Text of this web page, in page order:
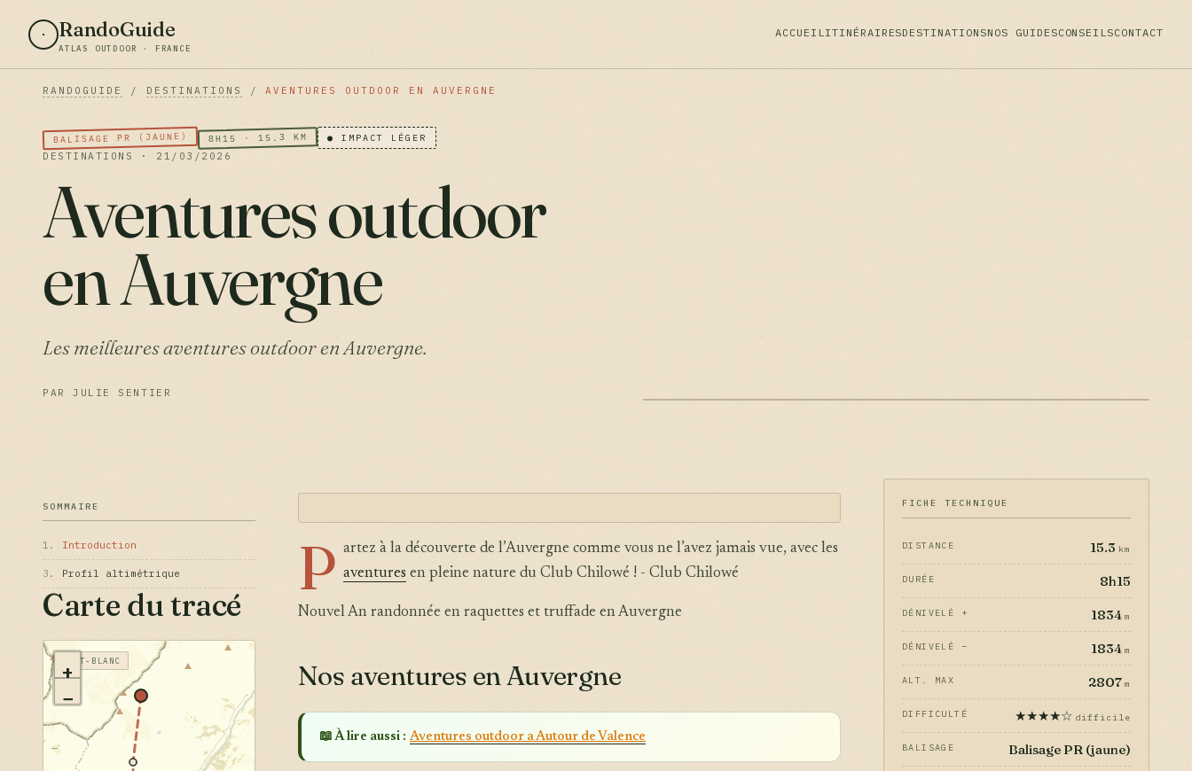
RandoGuide
ATLAS OUTDOOR · FRANCE
ACCUEILITINÉRAIRESDESTINATIONSNOS GUIDESCONSEILSCONTACT
RANDOGUIDE / DESTINATIONS /AVENTURES OUTDOOR EN AUVERGNE
BALISAGE PR (JAUNE) 8H15 · 15.3 KM ● IMPACT LÉGER
DESTINATIONS · 21/03/2026
Aventures outdoor
en Auvergne
Les meilleures aventures outdoor en Auvergne.
PAR JULIE SENTIER
SOMMAIRE
1. Introduction
3. Profil altimétrique
Carte du tracé
+
−
MONT-BLANC
P artez à la découverte de l’Auvergne comme vous ne l’avez jamais vue, avec les
aventures en pleine nature du Club Chilowé ! - Club Chilowé
Nouvel An randonnée en raquettes et truffade en Auvergne
Nos aventures en Auvergne
📖 À lire aussi : Aventures outdoor a Autour de Valence
FICHE TECHNIQUE
DISTANCE 15.3 km
DURÉE 8h15
DÉNIVELÉ + 1834 m
DÉNIVELÉ − 1834 m
ALT. MAX 2807 m
DIFFICULTÉ ★★★★☆ difficile
BALISAGE Balisage PR (jaune)